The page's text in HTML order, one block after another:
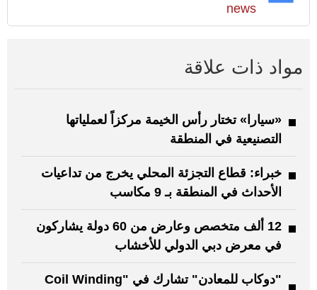
news
مواد ذات علاقة
«سيارا» تختار رأس الخيمة مركزاً لعملياتها
التصنيعية في المنطقة
خبراء: قطاع التجزئة المحلي يخرج من تداعيات
الأحداث في المنطقة بـ 9 مكاسب
12 ألف متخصص وعارض من 60 دولة يشاركون
في معرض دبي الدولي للأخشاب
"دوكاب للمعادن" تشارك في "Coil Winding